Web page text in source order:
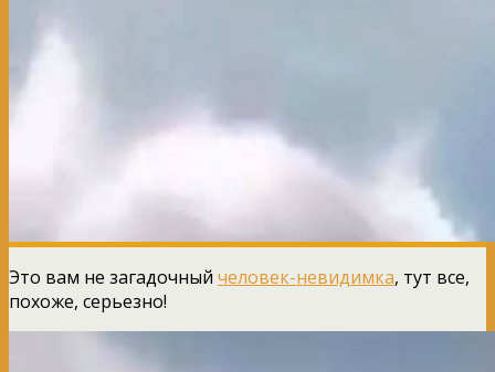
Это вам не загадочный человек-невидимка, тут все,
похоже, серьезно!